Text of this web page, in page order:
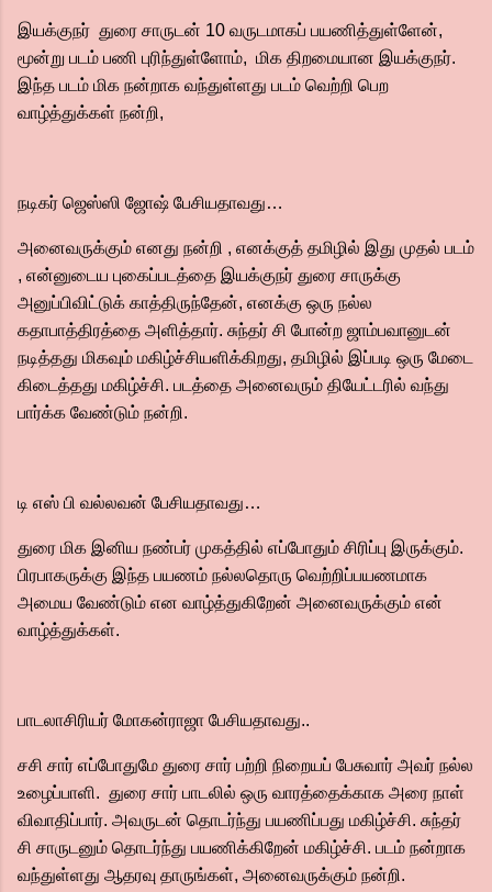
இயக்குநர் துரை சாருடன் 10 வருடமாகப் பயணித்துள்ளேன்,
மூன்று படம் பணி புரிந்துள்ளோம், மிக திறமையான இயக்குநர்.
இந்த படம் மிக நன்றாக வந்துள்ளது படம் வெற்றி பெற
வாழ்த்துக்கள் நன்றி,
நடிகர் ஜெஸ்ஸி ஜோஷ் பேசியதாவது…
அனைவருக்கும் எனது நன்றி , எனக்குத் தமிழில் இது முதல் படம்
, என்னுடைய புகைப்படத்தை இயக்குநர் துரை சாருக்கு
அனுப்பிவிட்டுக் காத்திருந்தேன், எனக்கு ஒரு நல்ல
கதாபாத்திரத்தை அளித்தார். சுந்தர் சி போன்ற ஜாம்பவானுடன்
நடித்தது மிகவும் மகிழ்ச்சியளிக்கிறது, தமிழில் இப்படி ஒரு மேடை
கிடைத்தது மகிழ்ச்சி. படத்தை அனைவரும் தியேட்டரில் வந்து
பார்க்க வேண்டும் நன்றி.
டி எஸ் பி வல்லவன் பேசியதாவது…
துரை மிக இனிய நண்பர் முகத்தில் எப்போதும் சிரிப்பு இருக்கும்.
பிரபாகருக்கு இந்த பயணம் நல்லதொரு வெற்றிப்பயணமாக
அமைய வேண்டும் என வாழ்த்துகிறேன் அனைவருக்கும் என்
வாழ்த்துக்கள்.
பாடலாசிரியர் மோகன்ராஜா பேசியதாவது..
சசி சார் எப்போதுமே துரை சார் பற்றி நிறையப் பேசுவார் அவர் நல்ல
உழைப்பாளி. துரை சார் பாடலில் ஒரு வாரத்தைக்காக அரை நாள்
விவாதிப்பார். அவருடன் தொடர்ந்து பயணிப்பது மகிழ்ச்சி. சுந்தர்
சி சாருடனும் தொடர்ந்து பயணிக்கிறேன் மகிழ்ச்சி. படம் நன்றாக
வந்துள்ளது ஆதரவு தாருங்கள், அனைவருக்கும் நன்றி.